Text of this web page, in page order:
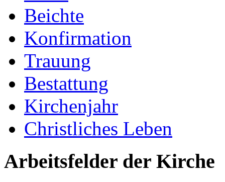
Beichte
Konfirmation
Trauung
Bestattung
Kirchenjahr
Christliches Leben
Arbeitsfelder der Kirche